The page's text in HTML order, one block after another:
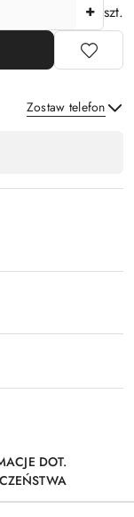
szt.
Zostaw telefon
DOT.